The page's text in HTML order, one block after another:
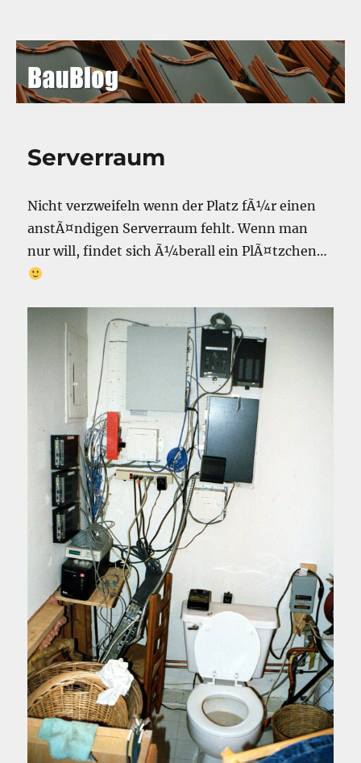
BauBlog
Serverraum
Nicht verzweifeln wenn der Platz fÃ¼r einen
anstÃ¤ndigen Serverraum fehlt. Wenn man
nur will, findet sich Ã¼berall ein PlÃ¤tzchen…